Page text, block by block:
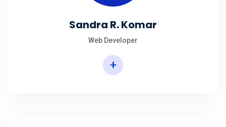
Sandra R. Komar
Web Developer
+